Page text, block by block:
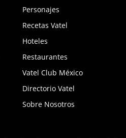
Personajes
Recetas Vatel
Hoteles
Restaurantes
Vatel Club México
Directorio Vatel
Sobre Nosotros